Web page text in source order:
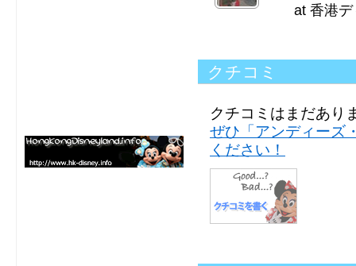
at 香港
クチコミ
クチコミはまだあり
ぜひ「アンディーズ
ください！